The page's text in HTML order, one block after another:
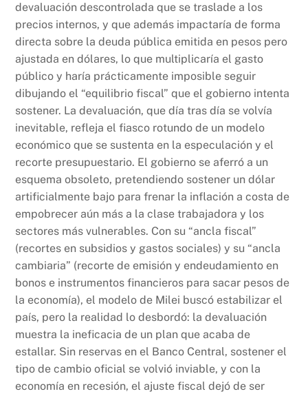
devaluación descontrolada que se traslade a los
precios internos, y que además impactaría de forma
directa sobre la deuda pública emitida en pesos pero
ajustada en dólares, lo que multiplicaría el gasto
público y haría prácticamente imposible seguir
dibujando el “equilibrio fiscal” que el gobierno intenta
sostener. La devaluación, que día tras día se volvía
inevitable, refleja el fiasco rotundo de un modelo
económico que se sustenta en la especulación y el
recorte presupuestario. El gobierno se aferró a un
esquema obsoleto, pretendiendo sostener un dólar
artificialmente bajo para frenar la inflación a costa de
empobrecer aún más a la clase trabajadora y los
sectores más vulnerables. Con su “ancla fiscal”
(recortes en subsidios y gastos sociales) y su “ancla
cambiaria” (recorte de emisión y endeudamiento en
bonos e instrumentos financieros para sacar pesos de
la economía), el modelo de Milei buscó estabilizar el
país, pero la realidad lo desbordó: la devaluación
muestra la ineficacia de un plan que acaba de
estallar. Sin reservas en el Banco Central, sostener el
tipo de cambio oficial se volvió inviable, y con la
economía en recesión, el ajuste fiscal dejó de ser